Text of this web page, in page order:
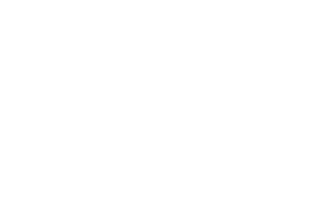
jiných značek. Díky přiloženému návodu